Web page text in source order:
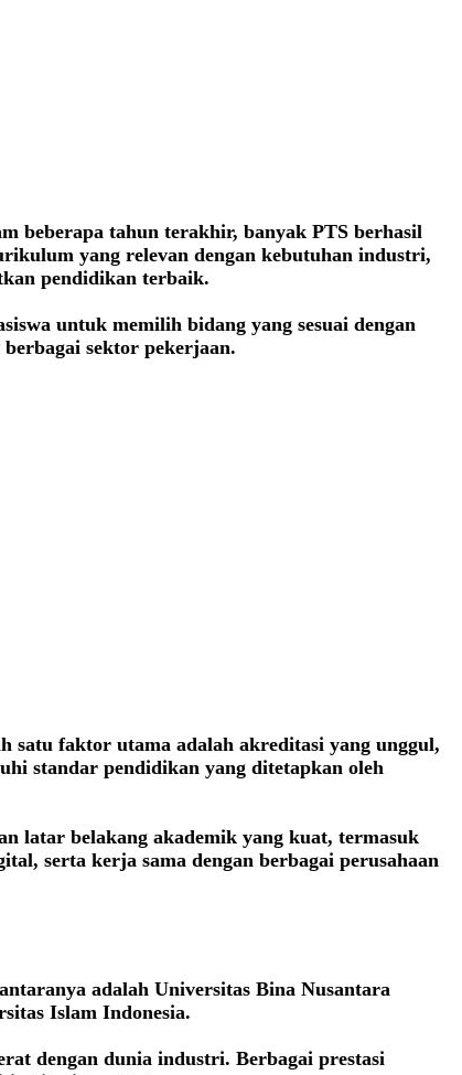
beberapa tahun terakhir, banyak PTS berhasil
yang relevan dengan kebutuhan industri,
pendidikan terbaik.
untuk memilih bidang yang sesuai dengan
sektor pekerjaan.
satu faktor utama adalah akreditasi yang unggul,
standar pendidikan yang ditetapkan oleh
latar belakang akademik yang kuat, termasuk
serta kerja sama dengan berbagai perusahaan
adalah Universitas Bina Nusantara
Islam Indonesia.
dengan dunia industri. Berbagai prestasi